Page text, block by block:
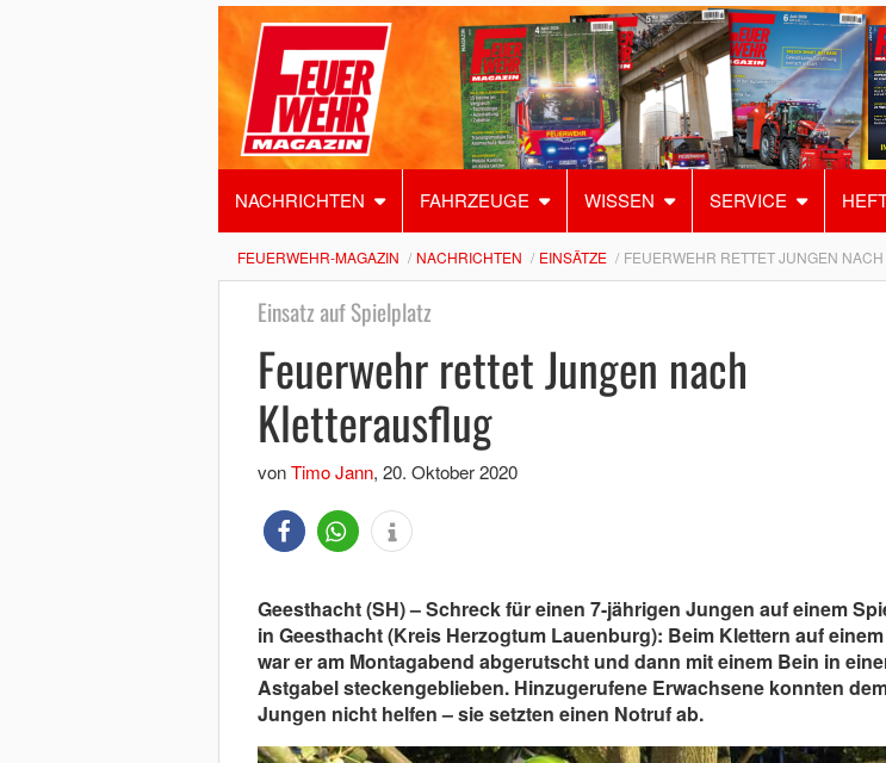
NACHRICHTEN FAHRZEUGE WISSEN SERVICE
FEUERWEHR-MAGAZIN NACHRICHTEN EINSÄTZE FEUERWEHR RETTET JUNGEN
Einsatz auf Spielplatz
Feuerwehr rettet Jungen nach
Kletterausflug
vonTimo Jann, 20. Oktober 2020
Geesthacht (SH) – Schreck für einen 7-jährigen Jungen auf einem
in Geesthacht (Kreis Herzogtum Lauenburg): Beim Klettern auf
war er am Montagabend abgerutscht und dann mit einem Bein in
Astgabel steckengeblieben. Hinzugerufene Erwachsene konnten
Jungen nicht helfen – sie setzten einen Notruf ab.